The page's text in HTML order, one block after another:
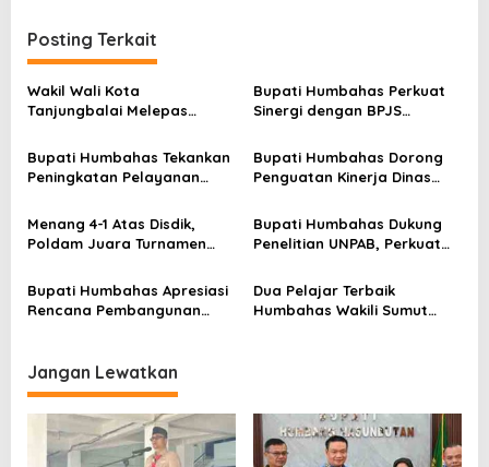
g
a
s
i
p
o
s
Posting Terkait
Wakil Wali Kota
Tanjungbalai Melepas
Kontingen Pramuka
Tanjungbalai Ikuti Jamnas
XII di Cibubur
Bupati Humbahas Perkuat
Sinergi dengan BPJS
Perluas Perlindungan
Pekerja
Bupati Humbahas Tekankan
Peningkatan Pelayanan
Utamakan Profesionalisme
dan Integritas
Bupati Humbahas Dorong
Penguatan Kinerja Dinas
SDM Berkualitas
Menang 4-1 Atas Disdik,
Poldam Juara Turnamen
Bupati Humbahas Dukung
Penelitian UNPAB, Perkuat
Toba
Bupati Humbahas Apresiasi
Rencana Pembangunan
Dua Pelajar Terbaik
Humbahas Wakili Sumut
Jangan Lewatkan